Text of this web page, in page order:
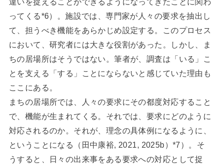
ってくる*6）。施設では、専門家が人々の要求を抽出し
て、担うべき機能をあらかじめ設定する。このプロセス
において、研究者には大きな役割があった。しかし、ま
ちの居場所はそうではない。筆者が、調査は「いる」こ
とを支える「する」ことにならないと感じていた理由も
ここにある。
まちの居場所では、人々の要求にその都度対応すること
で、機能が生まれてくる。それでは、要求にどのように
対応されるのか。それが、理念の具体例になるように、
ということになる（田中康裕, 2021, 2025b）*7）。そ
うすると、日々の出来事をある要求への対応として捉